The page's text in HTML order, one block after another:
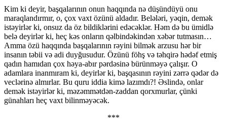
Kim ki deyir, başqalarının onun haqqında nə düşündüyü onu
maraqlandırmır, o, çox vaxt özünü aldadır. Belələri, yəqin, demək
istəyirlər ki, onsuz da öz bildiklərini edəcəklər. Həm də bu ümidlə
belə deyirlər ki, heç kəs onların qəlbindəkindən xəbər tutmasın…
Amma özü haqqında başqalarının rəyini bilmək arzusu hər bir
insanın təbii və adi duyğusudur. Özünü föhş və təhqirə hədəf etmiş
qadın hamıdan çox həya-abır pərdəsinə bürünməyə çalışır. O
adamlara inanmıram ki, deyirlər ki, başqasının rəyini zərrə qədər də
veclərinə almırlar. Bu quru iddia kimə lazımdı?! Əslində, onlar
demək istəyirlər ki, məzəmmətdən-zaddan qorxmurlar, çünki
günahları heç vaxt bilinməyəcək.
***